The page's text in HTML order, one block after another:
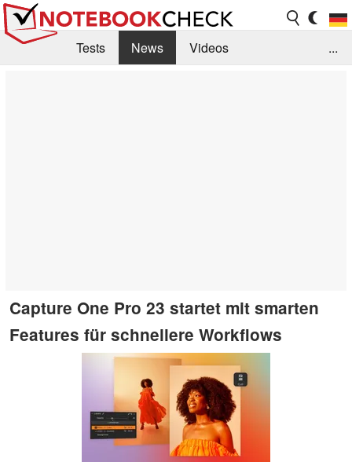
Tests News
Videos
...
Capture One Pro 23 startet mit smarten
Features für schnellere Workflows